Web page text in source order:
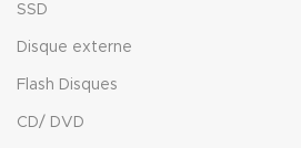
SSD
Disque externe
Flash Disques
CD/ DVD